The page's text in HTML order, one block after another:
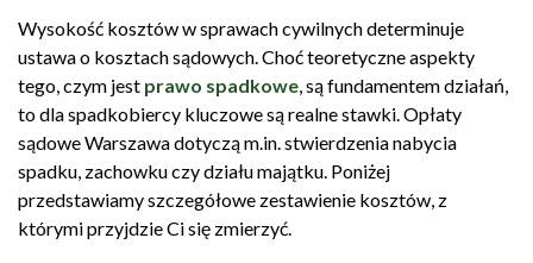
Wysokość kosztów w sprawach cywilnych determinuje
ustawa o kosztach sądowych. Choć teoretyczne aspekty
tego, czym jest prawo spadkowe, są fundamentem działań,
to dla spadkobiercy kluczowe są realne stawki. Opłaty
sądowe Warszawa dotyczą m.in. stwierdzenia nabycia
spadku, zachowku czy działu majątku. Poniżej
przedstawiamy szczegółowe zestawienie kosztów, z
którymi przyjdzie Ci się zmierzyć.